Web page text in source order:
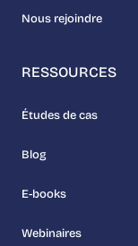
Nous rejoindre
RESSOURCES
Études de cas
Blog
E-books
Webinaires